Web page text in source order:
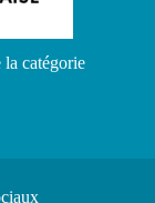
catégorie